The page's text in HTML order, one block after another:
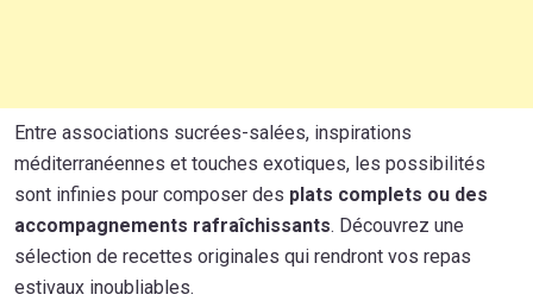
Entre associations sucrées-salées, inspirations
méditerranéennes et touches exotiques, les possibilités
sont infinies pour composer des plats complets ou des
accompagnements rafraîchissants. Découvrez une
sélection de recettes originales qui rendront vos repas
estivaux inoubliables.